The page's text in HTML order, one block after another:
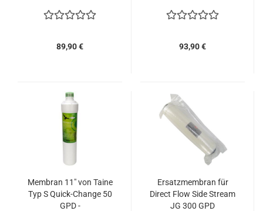
89,90 € 93,90 €
Membran 11" von Taine
Typ S Quick-Change 50
GPD -
Ersatzmembran für
Direct Flow Side Stream
JG 300 GPD